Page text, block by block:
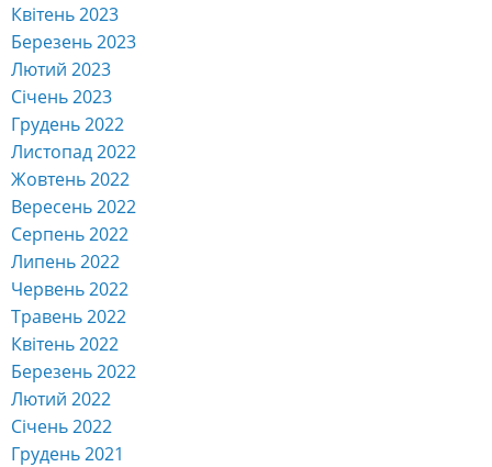
Квітень 2023
Березень 2023
Лютий 2023
Січень 2023
Грудень 2022
Листопад 2022
Жовтень 2022
Вересень 2022
Серпень 2022
Липень 2022
Червень 2022
Травень 2022
Квітень 2022
Березень 2022
Лютий 2022
Січень 2022
Грудень 2021